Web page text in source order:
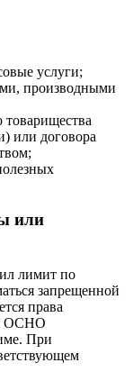
услуги;
производными
товарищества
или договора
или
лимит по
запрещенной
права
ОСНО
При